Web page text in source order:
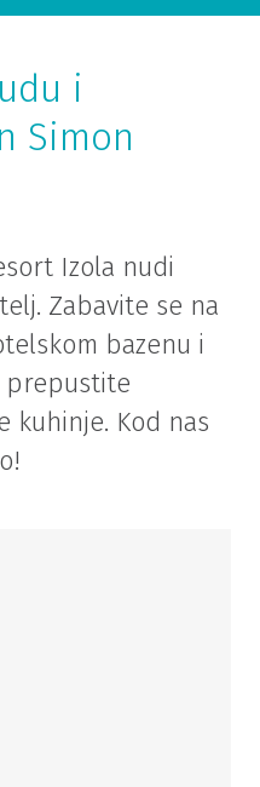
i
Simon
Izola nudi
Zabavite se na
bazenu i
prepustite
kuhinje. Kod nas